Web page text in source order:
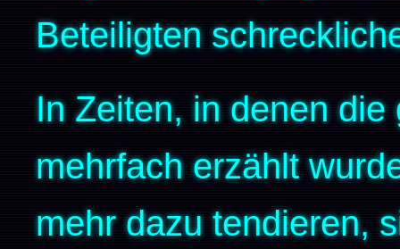
Beteiligten
In Zeiten, in denen
mehrfach erzählt
mehr dazu tendieren,